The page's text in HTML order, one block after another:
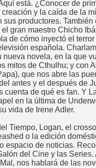
está. ¿Conocer de
y la caída de la
sus productores. También
gran maestro Chicho
de cómo inyectó el
española.
nueva novela, en la que
mitos de Cthulhu; y con
que nos abre las
antes y el después de
cuenta de qué es fan. Y
en la última de
vida de Irene Adler.
Tiempo, Logan, el
o la edición
espacio de noticias.
del Cine y las Series.
nos hablará de las